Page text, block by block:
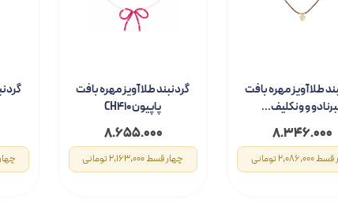
طلا آویز مهره بافت
و ونکلیف...
۸.۳۴۶.۰۰۰
تومانی
گردنبند طلا آویز مهره بافت
پاپیون CH410
۸.۶۵۵.۰۰۰
چهار قسط 2,163,000 تومانی چهار قسط